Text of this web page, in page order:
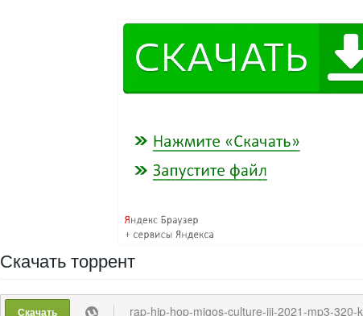
Скачатьторрент
Скачать rap-hip-hop-migos-culture-iii-2021-mp3-320-